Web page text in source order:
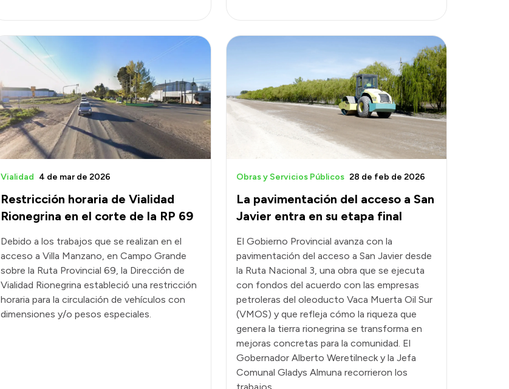
Restricción horaria de Vialidad
Rionegrina en el corte de la RP 69
Vialidad 4 de mar de 2026
Debido a los trabajos que se realizan en el
acceso a Villa Manzano, en Campo Grande
sobre la Ruta Provincial 69, la Dirección de
Vialidad Rionegrina estableció una restricción
horaria para la circulación de vehículos con
dimensiones y/o pesos especiales.
La pavimentación del acceso a San
Javier entra en su etapa final
Obras y Servicios Públicos 28 de feb de 2026
El Gobierno Provincial avanza con la
pavimentación del acceso a San Javier desde
la Ruta Nacional 3, una obra que se ejecuta
con fondos del acuerdo con las empresas
petroleras del oleoducto Vaca Muerta Oil Sur
(VMOS) y que refleja cómo la riqueza que
genera la tierra rionegrina se transforma en
mejoras concretas para la comunidad. El
Gobernador Alberto Weretilneck y la Jefa
Comunal Gladys Almuna recorrieron los